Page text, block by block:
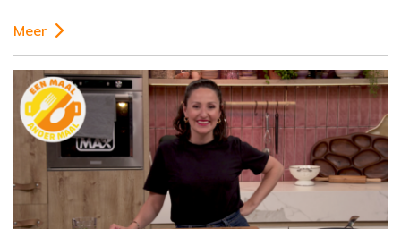
Meer